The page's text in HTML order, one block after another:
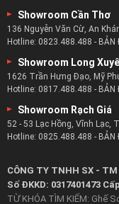
Showroom Cần Thơ
136 Nguyễn Văn Cừ, An
Hotline: 0823.488.488 - BẢN
Showroom Long
1626 Trần Hưng Đạo, Mỹ
Hotline: 0817.488.488 - BẢN
Showroom Rạch Giá
52 - 53 Lạc Hồng, Vĩnh Lạc,
Hotline: 0825.488.488 - BẢN
CÔNG TY TNHH SX -
Số ĐKKD: 0317401473
TỪ KHÓA TÌM KIẾM: Ghế